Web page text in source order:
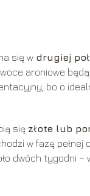
się w drugiej
aroniowe
bo o
się złote lub
w fazę pełnej
dwóch tygodni –